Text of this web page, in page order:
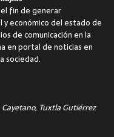
fin de generar
económico del estado de
de comunicación en la
en portal de noticias en
sociedad.
Cayetano, Tuxtla Gutiérrez